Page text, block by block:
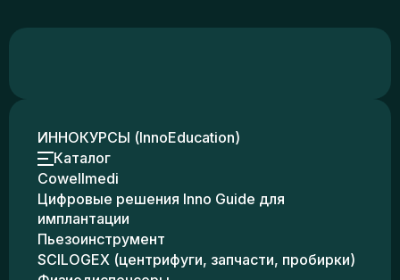
ИННОКУРСЫ (InnoEducation)
Каталог
Cowellmedi
Цифровые решения Inno Guide для
имплантации
Пьезоинструмент
SCILOGEX (центрифуги, запчасти, пробирки)